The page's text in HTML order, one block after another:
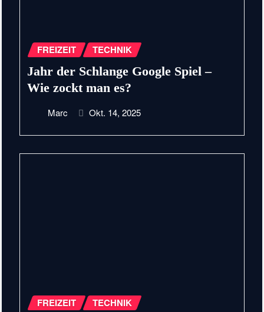
FREIZEIT TECHNIK
Jahr der Schlange Google Spiel –
Wie zockt man es?
Marc Okt. 14, 2025
FREIZEIT TECHNIK